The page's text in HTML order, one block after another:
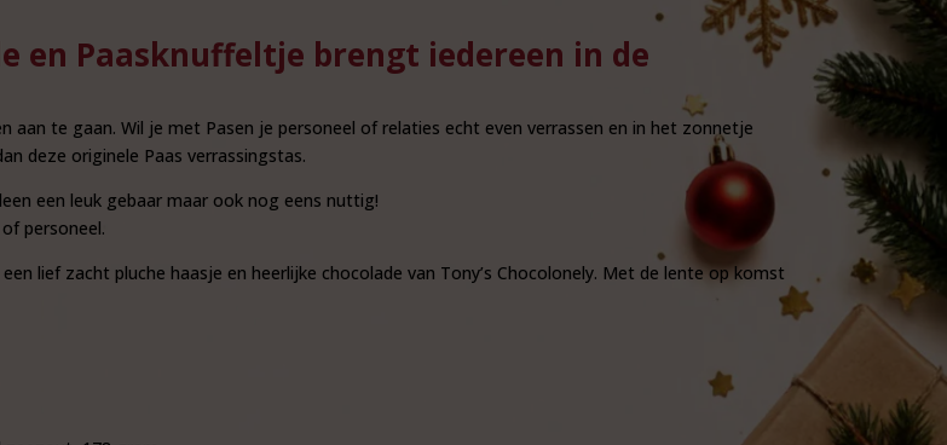
en Paasknuffeltje brengt iedereen in de
aan te gaan. Wil je met Pasen je personeel of relaties echt even verrassen en in het zonnetje
deze originele Paas verrassingstas.
een leuk gebaar maar ook nog eens nuttig!
personeel.
lief zacht pluche haasje en heerlijke chocolade van Tony’s Chocolonely. Met de lente op komst